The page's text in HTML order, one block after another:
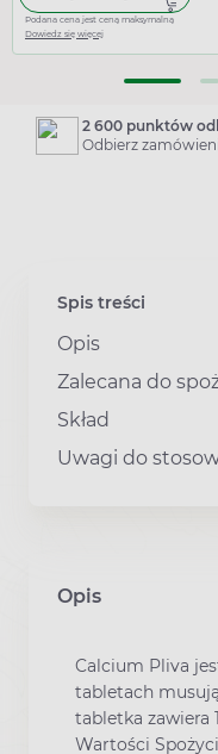
Podana cena jest ceną maksymalną
Dowiedz się więcej
2 600 punktów
Odbierz
Spis treści
Opis
Zalecana do
Skład
Uwagi do
Opis
Calcium Pliva
tabletach
tabletka zawiera
Wartości